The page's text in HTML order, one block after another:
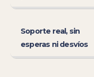
Soporte real, sin
esperas ni desvíos